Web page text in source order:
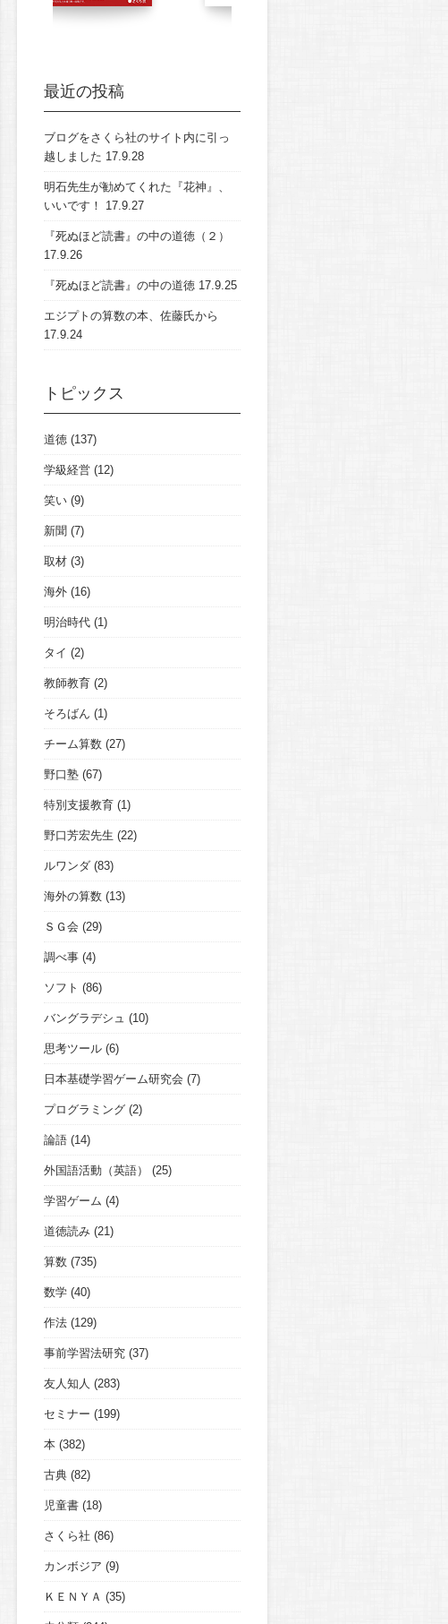
最近の投稿
ブログをさくら社のサイト内に引っ
越しました 17.9.28
明石先生が勧めてくれた『花神』、
いいです！
17.9.27
『死ぬほど読書』の中の道徳（２）
17.9.26
『死ぬほど読書』の中の道徳 17.9.25
エジプトの算数の本、佐藤氏から
17.9.24
トピックス
道徳 (137)
学級経営 (12)
笑い (9)
新聞 (7)
取材 (3)
海外 (16)
明治時代 (1)
タイ (2)
教師教育 (2)
そろばん (1)
チーム算数 (27)
野口塾 (67)
特別支援教育 (1)
野口芳宏先生 (22)
ルワンダ (83)
海外の算数 (13)
ＳＧ会 (29)
調べ事 (4)
ソフト (86)
バングラデシュ (10)
思考ツール (6)
日本基礎学習ゲーム研究会 (7)
プログラミング (2)
論語 (14)
外国語活動（英語） (25)
学習ゲーム (4)
道徳読み (21)
算数 (735)
数学 (40)
作法 (129)
事前学習法研究 (37)
友人知人 (283)
セミナー (199)
本 (382)
古典 (82)
児童書 (18)
さくら社 (86)
カンボジア (9)
ＫＥＮＹＡ (35)